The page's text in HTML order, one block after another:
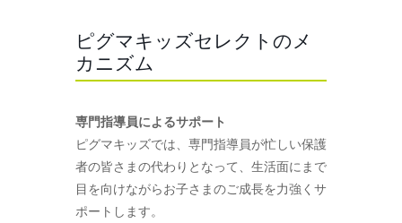
ピグマキッズセレクトのメ
カニズム
専門指導員によるサポート
ピグマキッズでは、専門指導員が忙しい保護
者の皆さまの代わりとなって、生活面にまで
目を向けながらお子さまのご成長を力強くサ
ポートします。